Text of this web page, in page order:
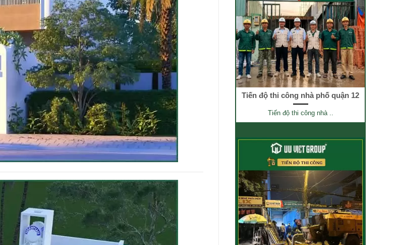
Tiến độ thi công nhà phố quận 12
Tiến độ thi công nhà ..